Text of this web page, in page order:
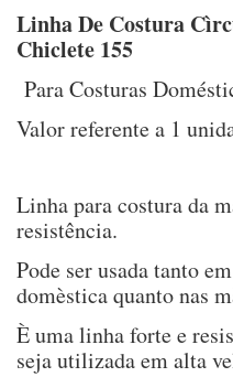
Linha De Costura
Chiclete 155
Para Costuras
Valor referente a 1
Linha para costura da
resistência.
Pode ser usada tanto
domèstica quanto nas
È uma linha forte e
seja utilizada em alta